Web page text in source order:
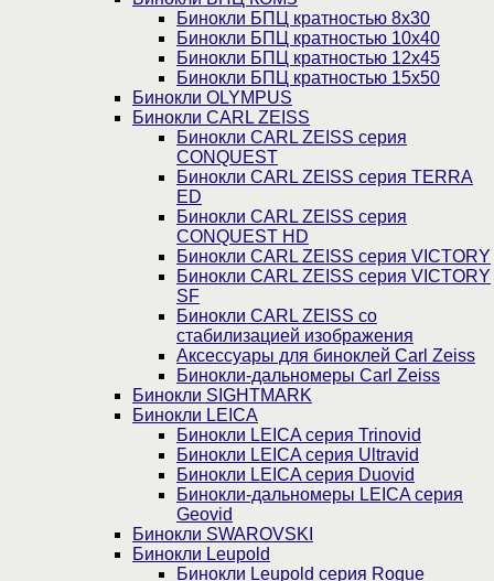
Бинокли БПЦ кратностью 8х30
Бинокли БПЦ кратностью 10х40
Бинокли БПЦ кратностью 12х45
Бинокли БПЦ кратностью 15х50
Бинокли OLYMPUS
Бинокли CARL ZEISS
Бинокли CARL ZEISS серия
CONQUEST
Бинокли CARL ZEISS серия TERRA
ED
Бинокли CARL ZEISS серия
CONQUEST HD
Бинокли CARL ZEISS серия VICTORY
Бинокли CARL ZEISS серия VICTORY
SF
Бинокли CARL ZEISS со
стабилизацией изображения
Аксессуары для биноклей Carl Zeiss
Бинокли-дальномеры Carl Zeiss
Бинокли SIGHTMARK
Бинокли LEICA
Бинокли LEICA серия Trinovid
Бинокли LEICA серия Ultravid
Бинокли LEICA серия Duovid
Бинокли-дальномеры LEICA серия
Geovid
Бинокли SWAROVSKI
Бинокли Leupold
Бинокли Leupold серия Rogue